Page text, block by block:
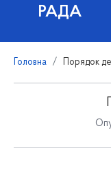
РАДА
Головна Порядок